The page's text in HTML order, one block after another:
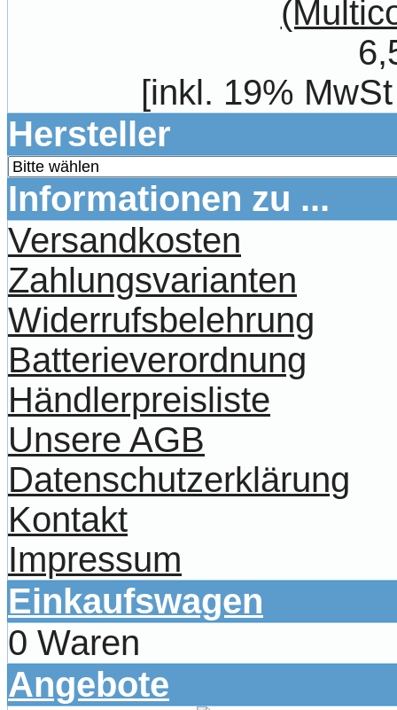
[inkl. 19%
Hersteller
Informationen zu ...
Versandkosten
Zahlungsvarianten
Widerrufsbelehrung
Batterieverordnung
Händlerpreisliste
Unsere AGB
Datenschutzerklärung
Kontakt
Impressum
Einkaufswagen
0 Waren
Angebote